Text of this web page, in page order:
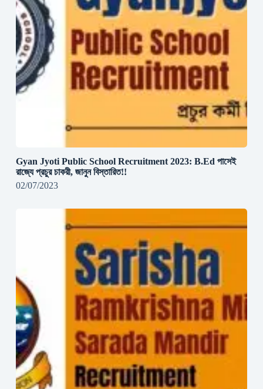
Gyan Jyoti Public School Recruitment 2023: B.Ed পাসেই
রাজ্যে প্রচুর চাকরী, জানুন বিস্তারিত!!
02/07/2023